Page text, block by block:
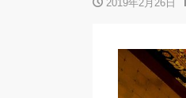
2019年2月26日